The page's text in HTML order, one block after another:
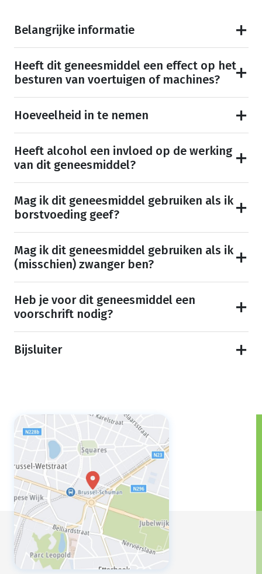
Belangrijke informatie
Heeft dit geneesmiddel een effect op het
besturen van voertuigen of machines?
Hoeveelheid in te nemen
Heeft alcohol een invloed op de werking
van dit geneesmiddel?
Mag ik dit geneesmiddel gebruiken als ik
borstvoeding geef?
Mag ik dit geneesmiddel gebruiken als ik
(misschien) zwanger ben?
Heb je voor dit geneesmiddel een
voorschrift nodig?
Bijsluiter